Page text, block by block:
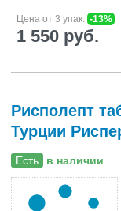
Цена от 3 упак. -13%
1 550 руб.
Рисполепт
Турции
Есть в наличии